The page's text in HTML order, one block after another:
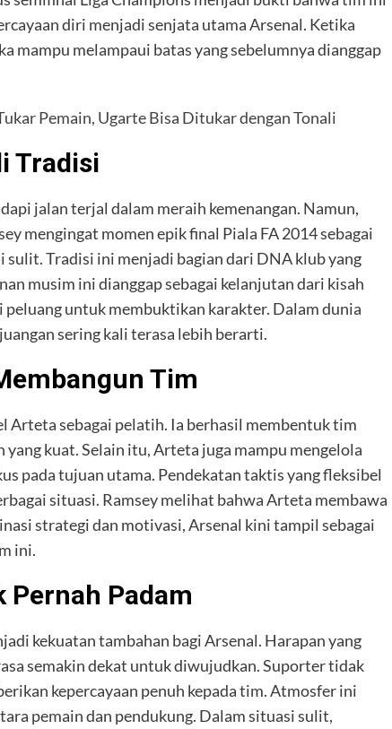
diri menjadi senjata utama Arsenal. Ketika
mampu melampaui batas yang sebelumnya dianggap
Pemain, Ugarte Bisa Ditukar dengan Tonali
Tradisi
jalan terjal dalam meraih kemenangan. Namun,
mengingat momen epik final Piala FA 2014 sebagai
Tradisi ini menjadi bagian dari DNA klub yang
musim ini dianggap sebagai kelanjutan dari kisah
untuk membuktikan karakter. Dalam dunia
sering kali terasa lebih berarti.
Tim
Arteta sebagai pelatih. Ia berhasil membentuk tim
kuat. Selain itu, Arteta juga mampu mengelola
pada tujuan utama. Pendekatan taktis yang fleksibel
situasi. Ramsey melihat bahwa Arteta membawa
strategi dan motivasi, Arsenal kini tampil sebagai
ini.
Pernah Padam
kekuatan tambahan bagi Arsenal. Harapan yang
semakin dekat untuk diwujudkan. Suporter tidak
kepercayaan penuh kepada tim. Atmosfer ini
pemain dan pendukung. Dalam situasi sulit,